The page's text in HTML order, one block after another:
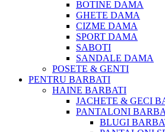
BOTINE DAMA
GHETE DAMA
CIZME DAMA
SPORT DAMA
SABOTI
SANDALE DAMA
POSETE & GENTI
PENTRU BARBATI
HAINE BARBATI
JACHETE & GECI
PANTALONI
BLUGI